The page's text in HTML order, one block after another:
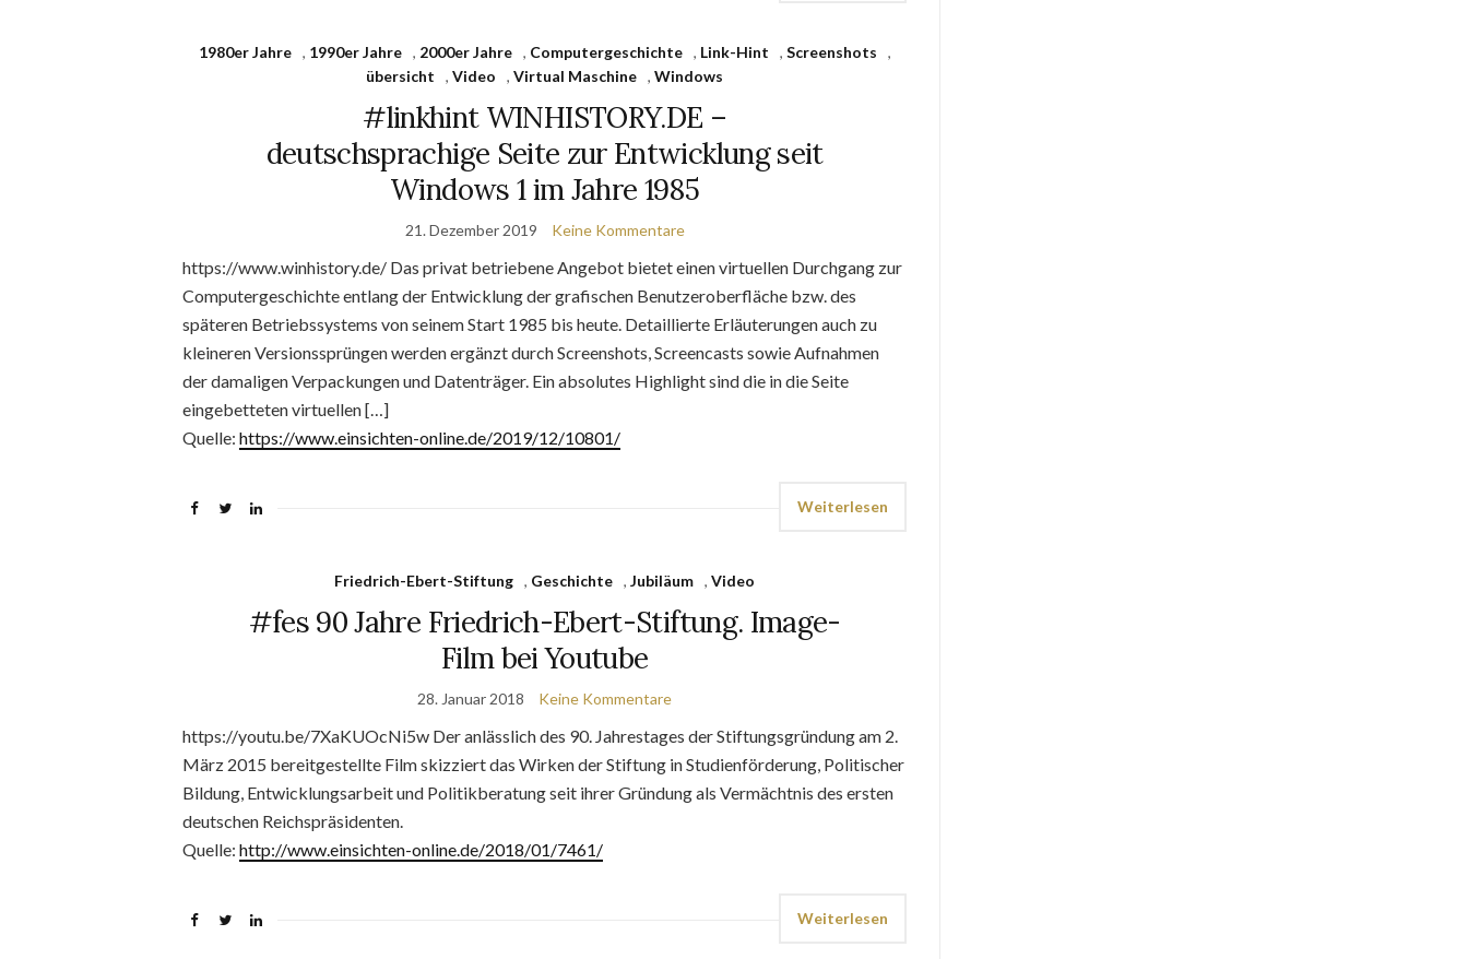
1980er Jahre , 1990er Jahre , 2000er Jahre , Computergeschichte , Link-Hint , Screenshots
,
übersicht
,Video ,Virtual Maschine ,Windows
#linkhint WINHISTORY.DE –
deutschsprachige Seite zur Entwicklung seit
Windows 1 im Jahre 1985
21. Dezember 2019 Keine Kommentare
https://www.winhistory.de/ Das privat betriebene Angebot bietet einen virtuellen Durchgang zur
Computergeschichte entlang der Entwicklung der grafischen Benutzeroberfläche bzw. des
späteren Betriebssystems von seinem Start 1985 bis heute. Detaillierte Erläuterungen auch zu
kleineren Versionssprüngen werden ergänzt durch Screenshots, Screencasts sowie Aufnahmen
der damaligen Verpackungen und Datenträger. Ein absolutes Highlight sind die in die Seite
eingebetteten virtuellen […]
Quelle: https://www.einsichten-online.de/2019/12/10801/
Weiterlesen
Friedrich-Ebert-Stiftung , Geschichte ,Jubiläum ,Video
#fes 90 Jahre Friedrich-Ebert-Stiftung. Image-
Film bei Youtube
28. Januar 2018 Keine Kommentare
https://youtu.be/7XaKUOcNi5w Der anlässlich des 90. Jahrestages der Stiftungsgründung am 2.
März 2015 bereitgestellte Film skizziert das Wirken der Stiftung in Studienförderung, Politischer
Bildung, Entwicklungsarbeit und Politikberatung seit ihrer Gründung als Vermächtnis des ersten
deutschen Reichspräsidenten.
Quelle: http://www.einsichten-online.de/2018/01/7461/
Weiterlesen